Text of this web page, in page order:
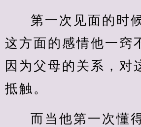
第一次见面的时
这方面的感情他一窍
因为父母的关系，对
抵触。
而当他第一次懂